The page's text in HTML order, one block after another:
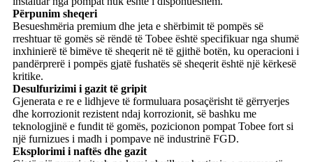
Përpunim sheqeri
Besueshmëria premium dhe jeta e shërbimit të pompës së
rreshtuar të gomës së rëndë të Tobee është specifikuar nga shumë
inxhinierë të bimëve të sheqerit në të gjithë botën, ku operacioni i
pandërprerë i pompës gjatë fushatës së sheqerit është një kërkesë
kritike.
Desulfurizimi i gazit të gripit
Gjenerata e re e lidhjeve të formuluara posaçërisht të gërryerjes
dhe korrozionit rezistent ndaj korrozionit, së bashku me
teknologjinë e fundit të gomës, pozicionon pompat Tobee fort si
një furnizues i madh i pompave në industrinë FGD.
Eksplorimi i naftës dhe gazit